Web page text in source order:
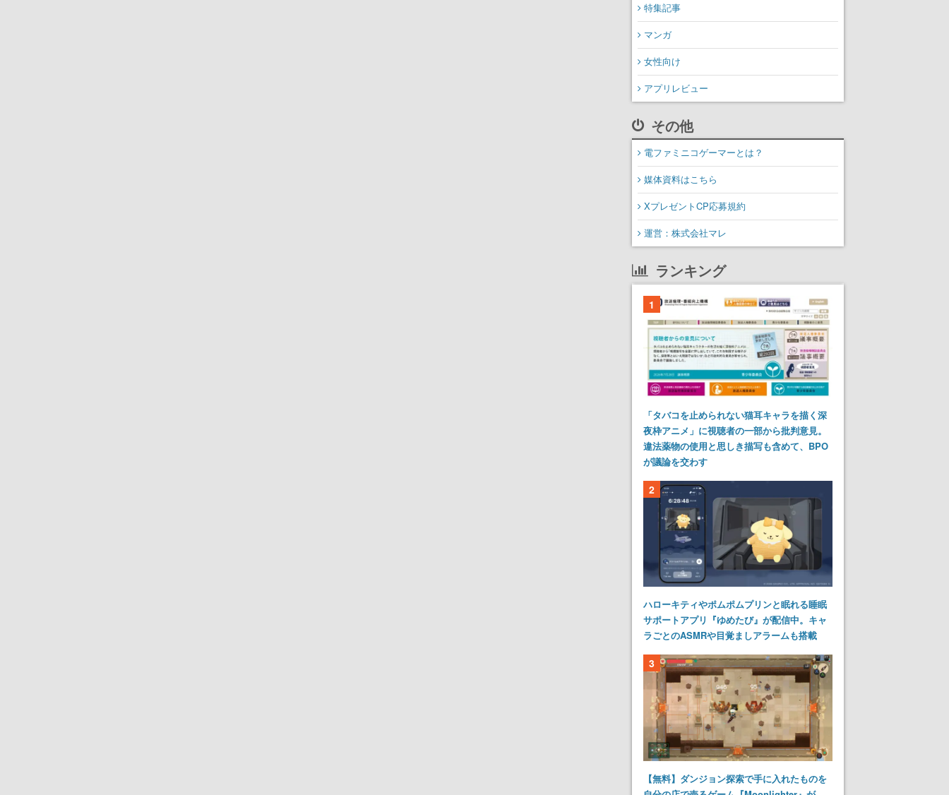
特集記事
マンガ
女性向け
アプリレビュー
その他
電ファミニコゲーマーとは？
媒体資料はこちら
XプレゼントCP応募規約
運営：株式会社マレ
ランキング
1
「タバコを止められない猫耳キャラを描く深
夜枠アニメ」に視聴者の一部から批判意見。
違法薬物の使用と思しき描写も含めて、BPO
が議論を交わす
2
ハローキティやポムポムプリンと眠れる睡眠
サポートアプリ『ゆめたび』が配信中。キャ
ラごとのASMRや目覚ましアラームも搭載
3
【無料】ダンジョン探索で手に入れたものを